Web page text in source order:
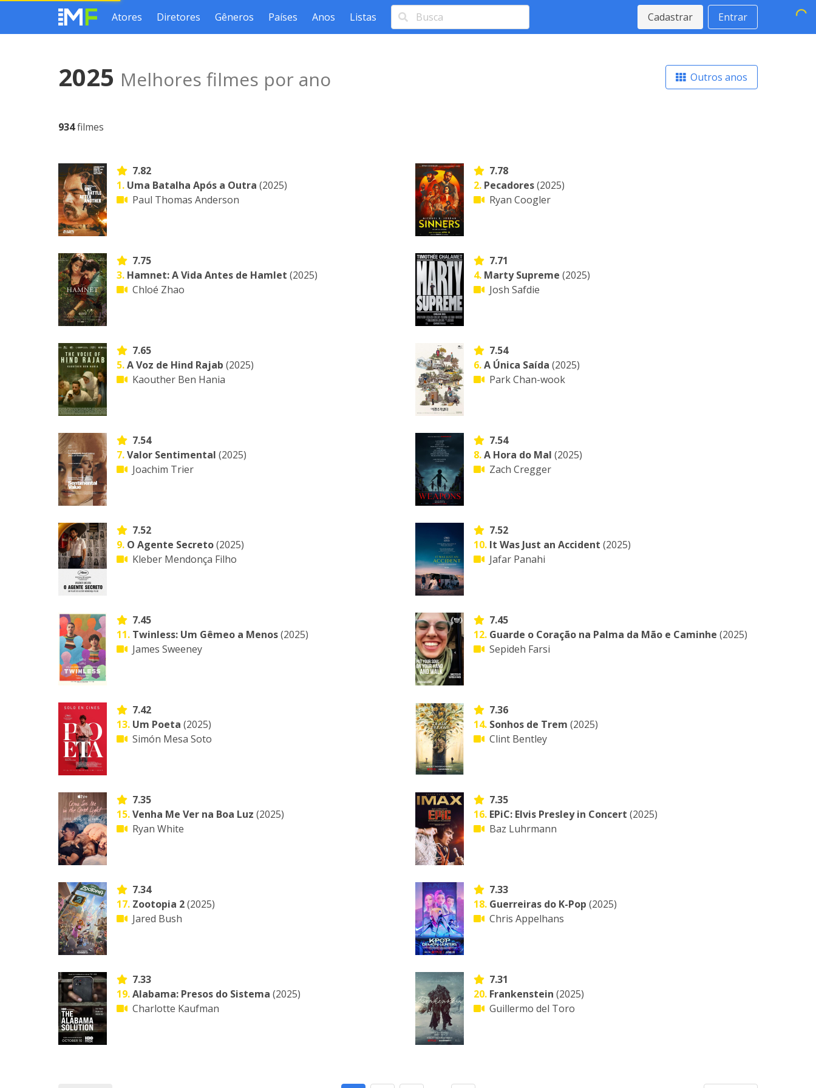
Atores Diretores Gêneros Países Anos Listas Cadastrar Entrar
2025 Melhores filmes por ano Outros anos
934filmes
7.82
1. Uma Batalha Após a Outra (2025)
Paul Thomas Anderson
7.78
2. Pecadores(2025)
Ryan Coogler
7.75
3. Hamnet: A Vida Antes de Hamlet (2025)
Chloé Zhao
7.71
4. Marty Supreme (2025)
Josh Safdie
7.65
5.A Voz de Hind Rajab (2025)
Kaouther Ben Hania
7.54
6.A Única Saída (2025)
Park Chan-wook
7.54
7.Valor Sentimental (2025)
Joachim Trier
7.54
8.A Hora do Mal (2025)
Zach Cregger
7.52
9. O Agente Secreto(2025)
Kleber Mendonça Filho
7.52
10. It Was Just an Accident (2025)
Jafar Panahi
7.45
11. Twinless: Um Gêmeo a Menos(2025)
James Sweeney
7.45
12. Guarde o Coração na Palma da Mão e Caminhe (2025)
Sepideh Farsi
7.42
13. Um Poeta (2025)
Simón Mesa Soto
7.36
14. Sonhos de Trem (2025)
Clint Bentley
7.35
15.Venha Me Ver na Boa Luz (2025)
Ryan White
7.35
16. EPiC: Elvis Presley in Concert (2025)
Baz Luhrmann
7.34
17. Zootopia 2(2025)
Jared Bush
7.33
18. Guerreiras do K-Pop (2025)
Chris Appelhans
7.33
19.Alabama: Presos do Sistema (2025)
Charlotte Kaufman
7.31
20. Frankenstein (2025)
Guillermo del Toro